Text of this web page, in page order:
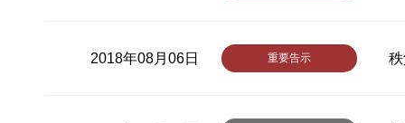
2018年08月06日 重要告示